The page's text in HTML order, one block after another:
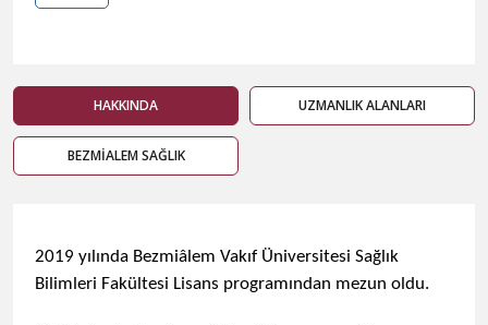
HAKKINDA UZMANLIK ALANLARI
BEZMİALEM SAĞLIK
2019 yılında Bezmiâlem Vakıf Üniversitesi Sağlık
Bilimleri Fakültesi Lisans programından mezun oldu.